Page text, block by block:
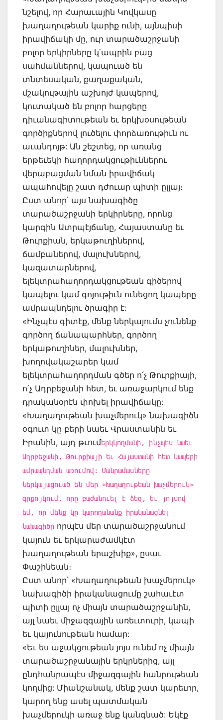
նշելով, որ Հարաւային Կովկասը
խաղաղութեան կարիք ունի, այնպիսի
իրավիճակի մը, ուր տարածաշրջանի
բոլոր երկիրները կ՛ապրին բաց
սահմաններով, կապուած են
տնտեսական, քաղաքական,
մշակութային աշխոյժ կապերով,
կուտակած են բոլոր հարցերը
դիւանագիտութեան եւ երկխօսութեան
գործիքներով լուծելու փորձառութիւն ու
աւանդոյթ: Ան շեշտեց, որ առանց
երթեւեկի հաղորդակցութիւններու
վերաբացման նման իրավիճակ
ապահովելը շատ դժուար պիտի ըլլայ։
Ըստ անոր՝ այս նախագիծը
տարածաշրջանի երկիրները, որոնց
կարգին Ատրպէյճանը, Հայաստանը եւ
Թուրքիան, երկաթուղիներով,
ճամբաներով, մալուխներով,
կազատարներով,
ելեկտրահաղորդակցութեան գիծերով
կապելու կամ գոյութիւն ունեցող կապերը
ամրապնդելու ծրագիր է:
«Ինչպէս գիտէք, մենք ներկայումս չունենք
գործող ճանապարհներ, գործող
երկաթուղիներ, մալուխներ,
խողովակաշարեր կամ
ելեկտրահաղորդման գծեր ո՛չ Թուրքիայի,
ո՛չ Ադրբեջանի հետ, եւ առաջարկում ենք
դրականօրէն փոխել իրավիճակը:
«Խաղաղութեան խաչմերուկ» նախագիծն
օգուտ կը բերի նաեւ Վրաստանին եւ
Իրանին, այդ թւումերկկողմանի, ինչպէս նաեւ
Ադրբեջանի, Թուրքիայի եւ Հայաստանի հետ կապերի
ամրապնդման առումով: Մանրամասները
ներկայացուած են մեր «Խաղաղութեան խաչմերուկ»
գրքոյկում, որը բաժանուել է ձեզ, եւ յոյսով
եմ, որ մենք կը կարողանանք իրականացնել
նախագիծը որպէս մեր տարածաշրջանում
կայուն եւ երկարաժամկէտ
խաղաղութեան երաշխիք», ըսաւ
Փաշինեան։
Ըստ անոր՝ «Խաղաղութեան խաչմերուկ»
նախագիծի իրականացումը շահաւէտ
պիտի ըլլայ ոչ միայն տարածաշրջանին,
այլ նաեւ միջազգային առեւտուրի, կապի
եւ կայունութեան համար:
«Եւ ես աջակցութեան յոյս ունեմ ոչ միայն
տարածաշրջանային երկրներից, այլ
ընդհանրապէս միջազգային հանրութեան
կողմից: Միանշանակ, մենք շատ կարեւոր,
կարող ենք ասել պատմական
խաչմերուկի առաջ ենք կանգնած: Եկէք